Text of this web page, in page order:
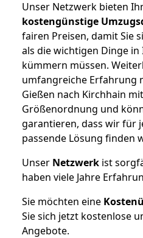
Unser Netzwerk bieten
kostengünstige
fairen Preisen, damit Sie
als die wichtigen Dinge
kümmern müssen.
umfangreiche Erfahrung
Gießen nach Kirchhain
Größenordnung und
garantieren, dass wir für
passende Lösung finden
Unser Netzwerk ist
haben viele Jahre
Sie möchten eine
Sie sich jetzt kostenlose
Angebote.